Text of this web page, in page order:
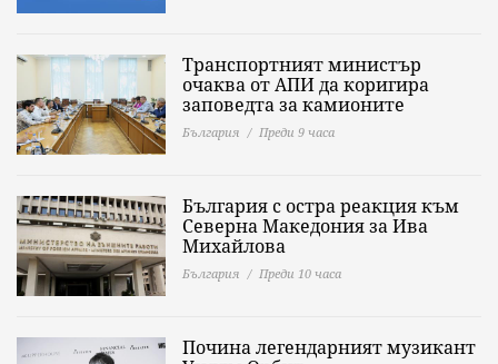
Транспортният министър
очаква от АПИ да коригира
заповедта за камионите
България Преди 9 часа
България с остра реакция към
Северна Македония за Ива
Михайлова
България Преди 10 часа
Почина легендарният музикант